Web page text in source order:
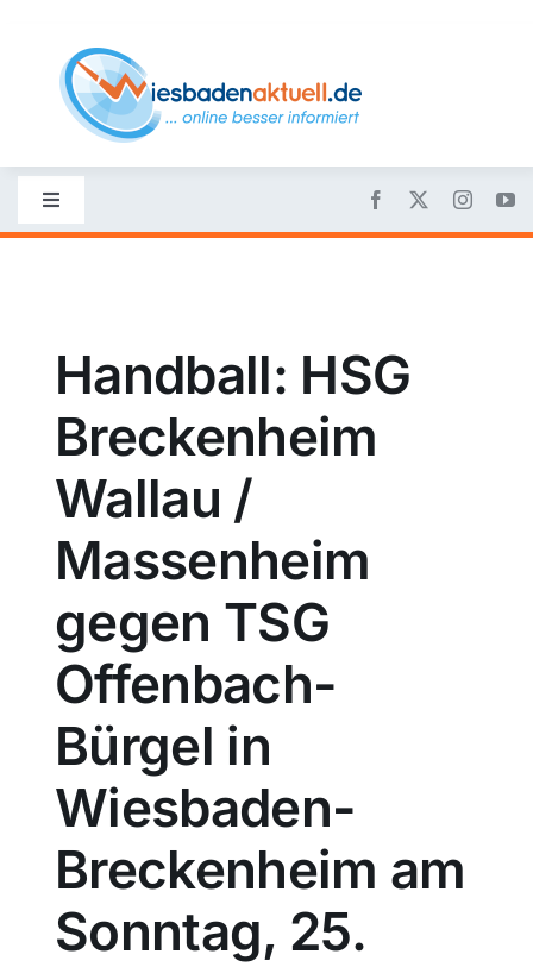
content
Toggle
Navigation
Politik
Wirtschaft
Sport
Kultur
Panorama
Mein Stadtteil
Galerie
Handball: HSG
Breckenheim
Wallau /
Massenheim
gegen TSG
Offenbach-
Bürgel in
Wiesbaden-
Breckenheim am
Sonntag, 25.